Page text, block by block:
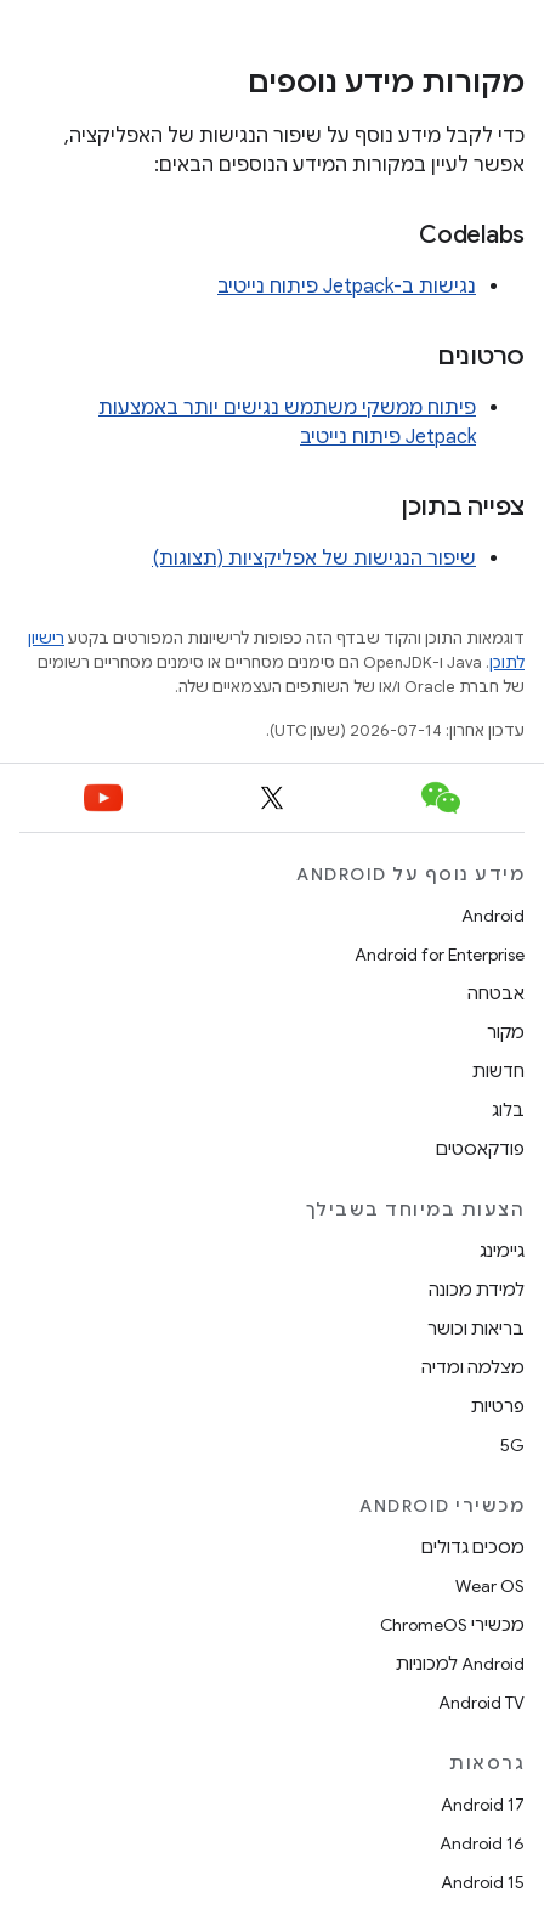
מקורות מידע נוספים
כדי לקבל מידע נוסף על שיפור הנגישות של האפליקציה,
אפשר לעיין במקורות המידע הנוספים הבאים:
Codelabs
נגישות ב-Jetpack פיתוח נייטיב
סרטונים
פיתוח ממשקי משתמש נגישים יותר באמצעות
Jetpack פיתוח נייטיב
צפייה בתוכן
שיפור הנגישות של אפליקציות (תצוגות)
דוגמאות התוכן והקוד שבדף הזה כפופות לרישיונות המפורטים בקטע רישיון
לתוכן
.‏ Java ו-OpenJDK הם סימנים מסחריים או סימנים מסחריים רשומים
של חברת Oracle ו/או של השותפים העצמאיים שלה.
עדכון אחרון: 2026-07-14 (שעון UTC).
מידע נוסף על ANDROID
Android
Android for Enterprise
אבטחה
מקור
חדשות
בלוג
פודקאסטים
הצעות במיוחד בשבילך
גיימינג
למידת מכונה
בריאות וכושר
מצלמה ומדיה
פרטיות
5G
מכשירי ANDROID
מסכים גדולים
Wear OS
מכשירי ChromeOS
Android למכוניות
Android TV
גרסאות
Android 17
Android 16
Android 15